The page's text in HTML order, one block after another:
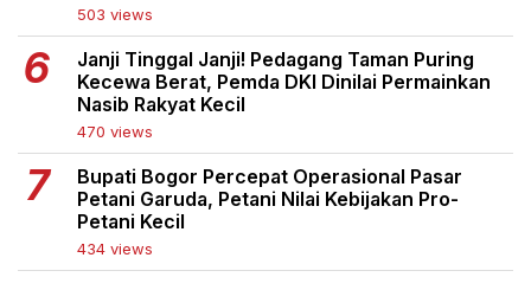
503 views
Janji Tinggal Janji! Pedagang Taman Puring
Kecewa Berat, Pemda DKI Dinilai Permainkan
Nasib Rakyat Kecil
470 views
Bupati Bogor Percepat Operasional Pasar
Petani Garuda, Petani Nilai Kebijakan Pro-
Petani Kecil
434 views